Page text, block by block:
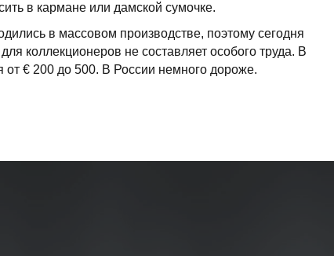
в кармане или дамской сумочке.
в массовом производстве, поэтому сегодня
коллекционеров не составляет особого труда. В
€ 200 до 500. В России немного дороже.